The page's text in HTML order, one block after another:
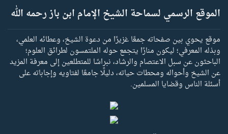
الموقع الرسمي لسماحة الشيخ الإمام ابن باز رحمه الله
موقع يحوي بين صفحاته جمعًا غزيرًا من دعوة الشيخ، وعطائه العلمي،
وبذله المعرفي؛ ليكون منارًا يتجمع حوله الملتمسون لطرائق العلوم؛
الباحثون عن سبل الاعتصام والرشاد، نبراسًا للمتطلعين إلى معرفة المزيد
عن الشيخ وأحواله ومحطات حياته، دليلًا جامعًا لفتاويه وإجاباته على
أسئلة الناس وقضايا المسلمين.